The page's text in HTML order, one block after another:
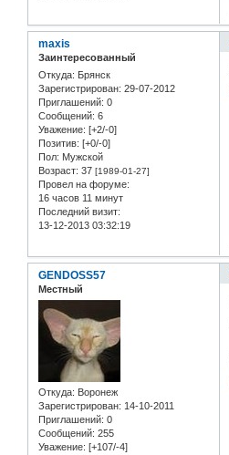
maxis
Заинтересованный
Откуда: Брянск
Зарегистрирован: 29-07-2012
Приглашений: 0
Сообщений: 6
Уважение: [+2/-0]
Позитив: [+0/-0]
Пол: Мужской
Возраст: 37 [1989-01-27]
Провел на форуме:
16 часов 11 минут
Последний визит:
13-12-2013 03:32:19
GENDOSS57
Местный
Откуда: Воронеж
Зарегистрирован: 14-10-2011
Приглашений: 0
Сообщений: 255
Уважение: [+107/-4]